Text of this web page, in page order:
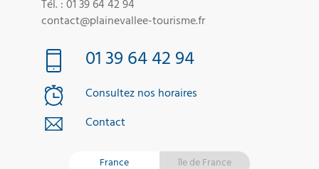
Tél. : 01 39 64 42 94
contact@plainevallee-tourisme.fr
01 39 64 42 94
Consultez nos horaires
Contact
France île de France